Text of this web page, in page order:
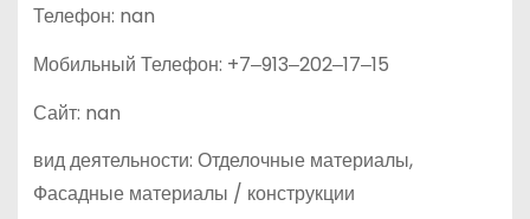
Телефон: nan
Мобильный Телефон: +7‒913‒202‒17‒15
Сайт: nan
вид деятельности: Отделочные материалы,
Фасадные материалы / конструкции